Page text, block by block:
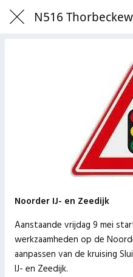
N516
Noorder IJ- en Zeedijk
Aanstaande vrijdag 9 mei
werkzaamheden op de
aanpassen van de kruising
IJ- en Zeedijk.